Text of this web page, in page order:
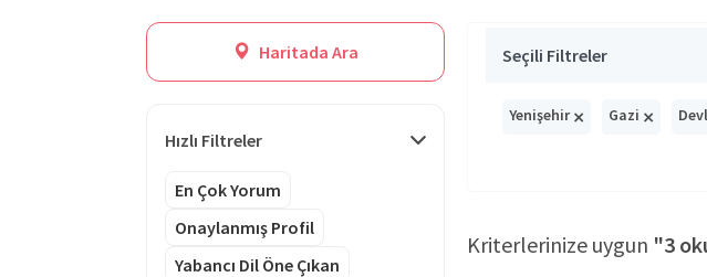
Haritada Ara
Hızlı Filtreler
En Çok Yorum
Onaylanmış Profil
Yabancı Dil Öne Çıkan
Seçili Filtreler
Yenişehir× Gazi ×
Kriterlerinize uygun "3